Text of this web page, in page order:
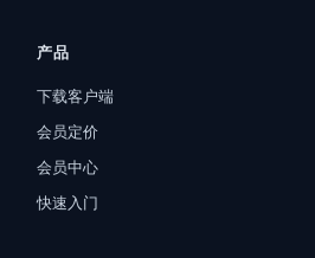
产品
下载客户端
会员定价
会员中心
快速入门